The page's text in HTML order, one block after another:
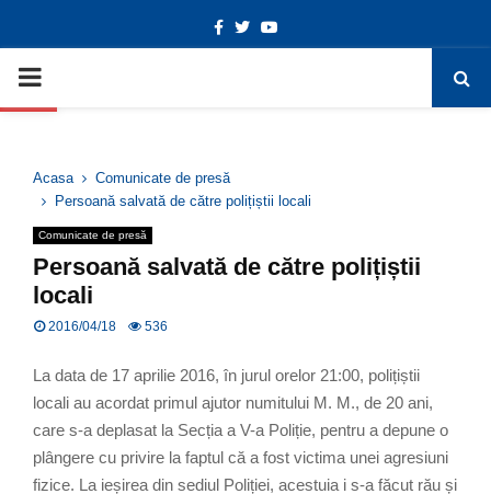
Deschide bara de unelte
Facebook
TwitterYoutube
PRIMARY
Acasa
Comunicate de presă
Persoană salvată de către polițiștii locali
Comunicate de presă
Persoană salvată de către polițiștii
locali
2016/04/18 536
La data de 17 aprilie 2016, în jurul orelor 21:00, polițiștii
locali au acordat primul ajutor numitului M. M., de 20 ani,
care s-a deplasat la Secția a V-a Poliție, pentru a depune o
plângere cu privire la faptul că a fost victima unei agresiuni
fizice. La ieșirea din sediul Poliției, acestuia i s-a făcut rău și